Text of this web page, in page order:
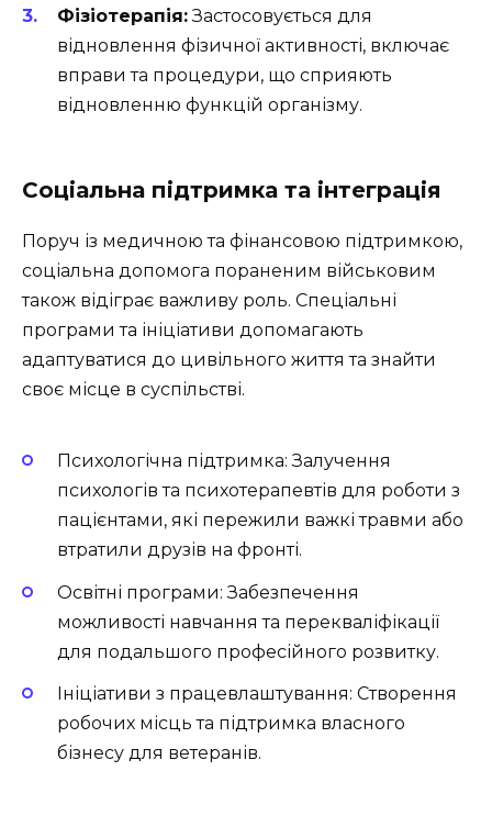
Фізіотерапія:Застосовується для
відновлення фізичної активності, включає
вправи та процедури, що сприяють
відновленню функцій організму.
Соціальна підтримка та інтеграція
Поруч із медичною та фінансовою підтримкою,
соціальна допомога пораненим військовим
також відіграє важливу роль. Спеціальні
програми та ініціативи допомагають
адаптуватися до цивільного життя та знайти
своє місце в суспільстві.
Психологічна підтримка: Залучення
психологів та психотерапевтів для роботи з
пацієнтами, які пережили важкі травми або
втратили друзів на фронті.
Освітні програми: Забезпечення
можливості навчання та перекваліфікації
для подальшого професійного розвитку.
Ініціативи з працевлаштування: Створення
робочих місць та підтримка власного
бізнесу для ветеранів.